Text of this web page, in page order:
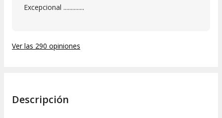
Excepcional ..............
Ver las 290 opiniones
Descripción